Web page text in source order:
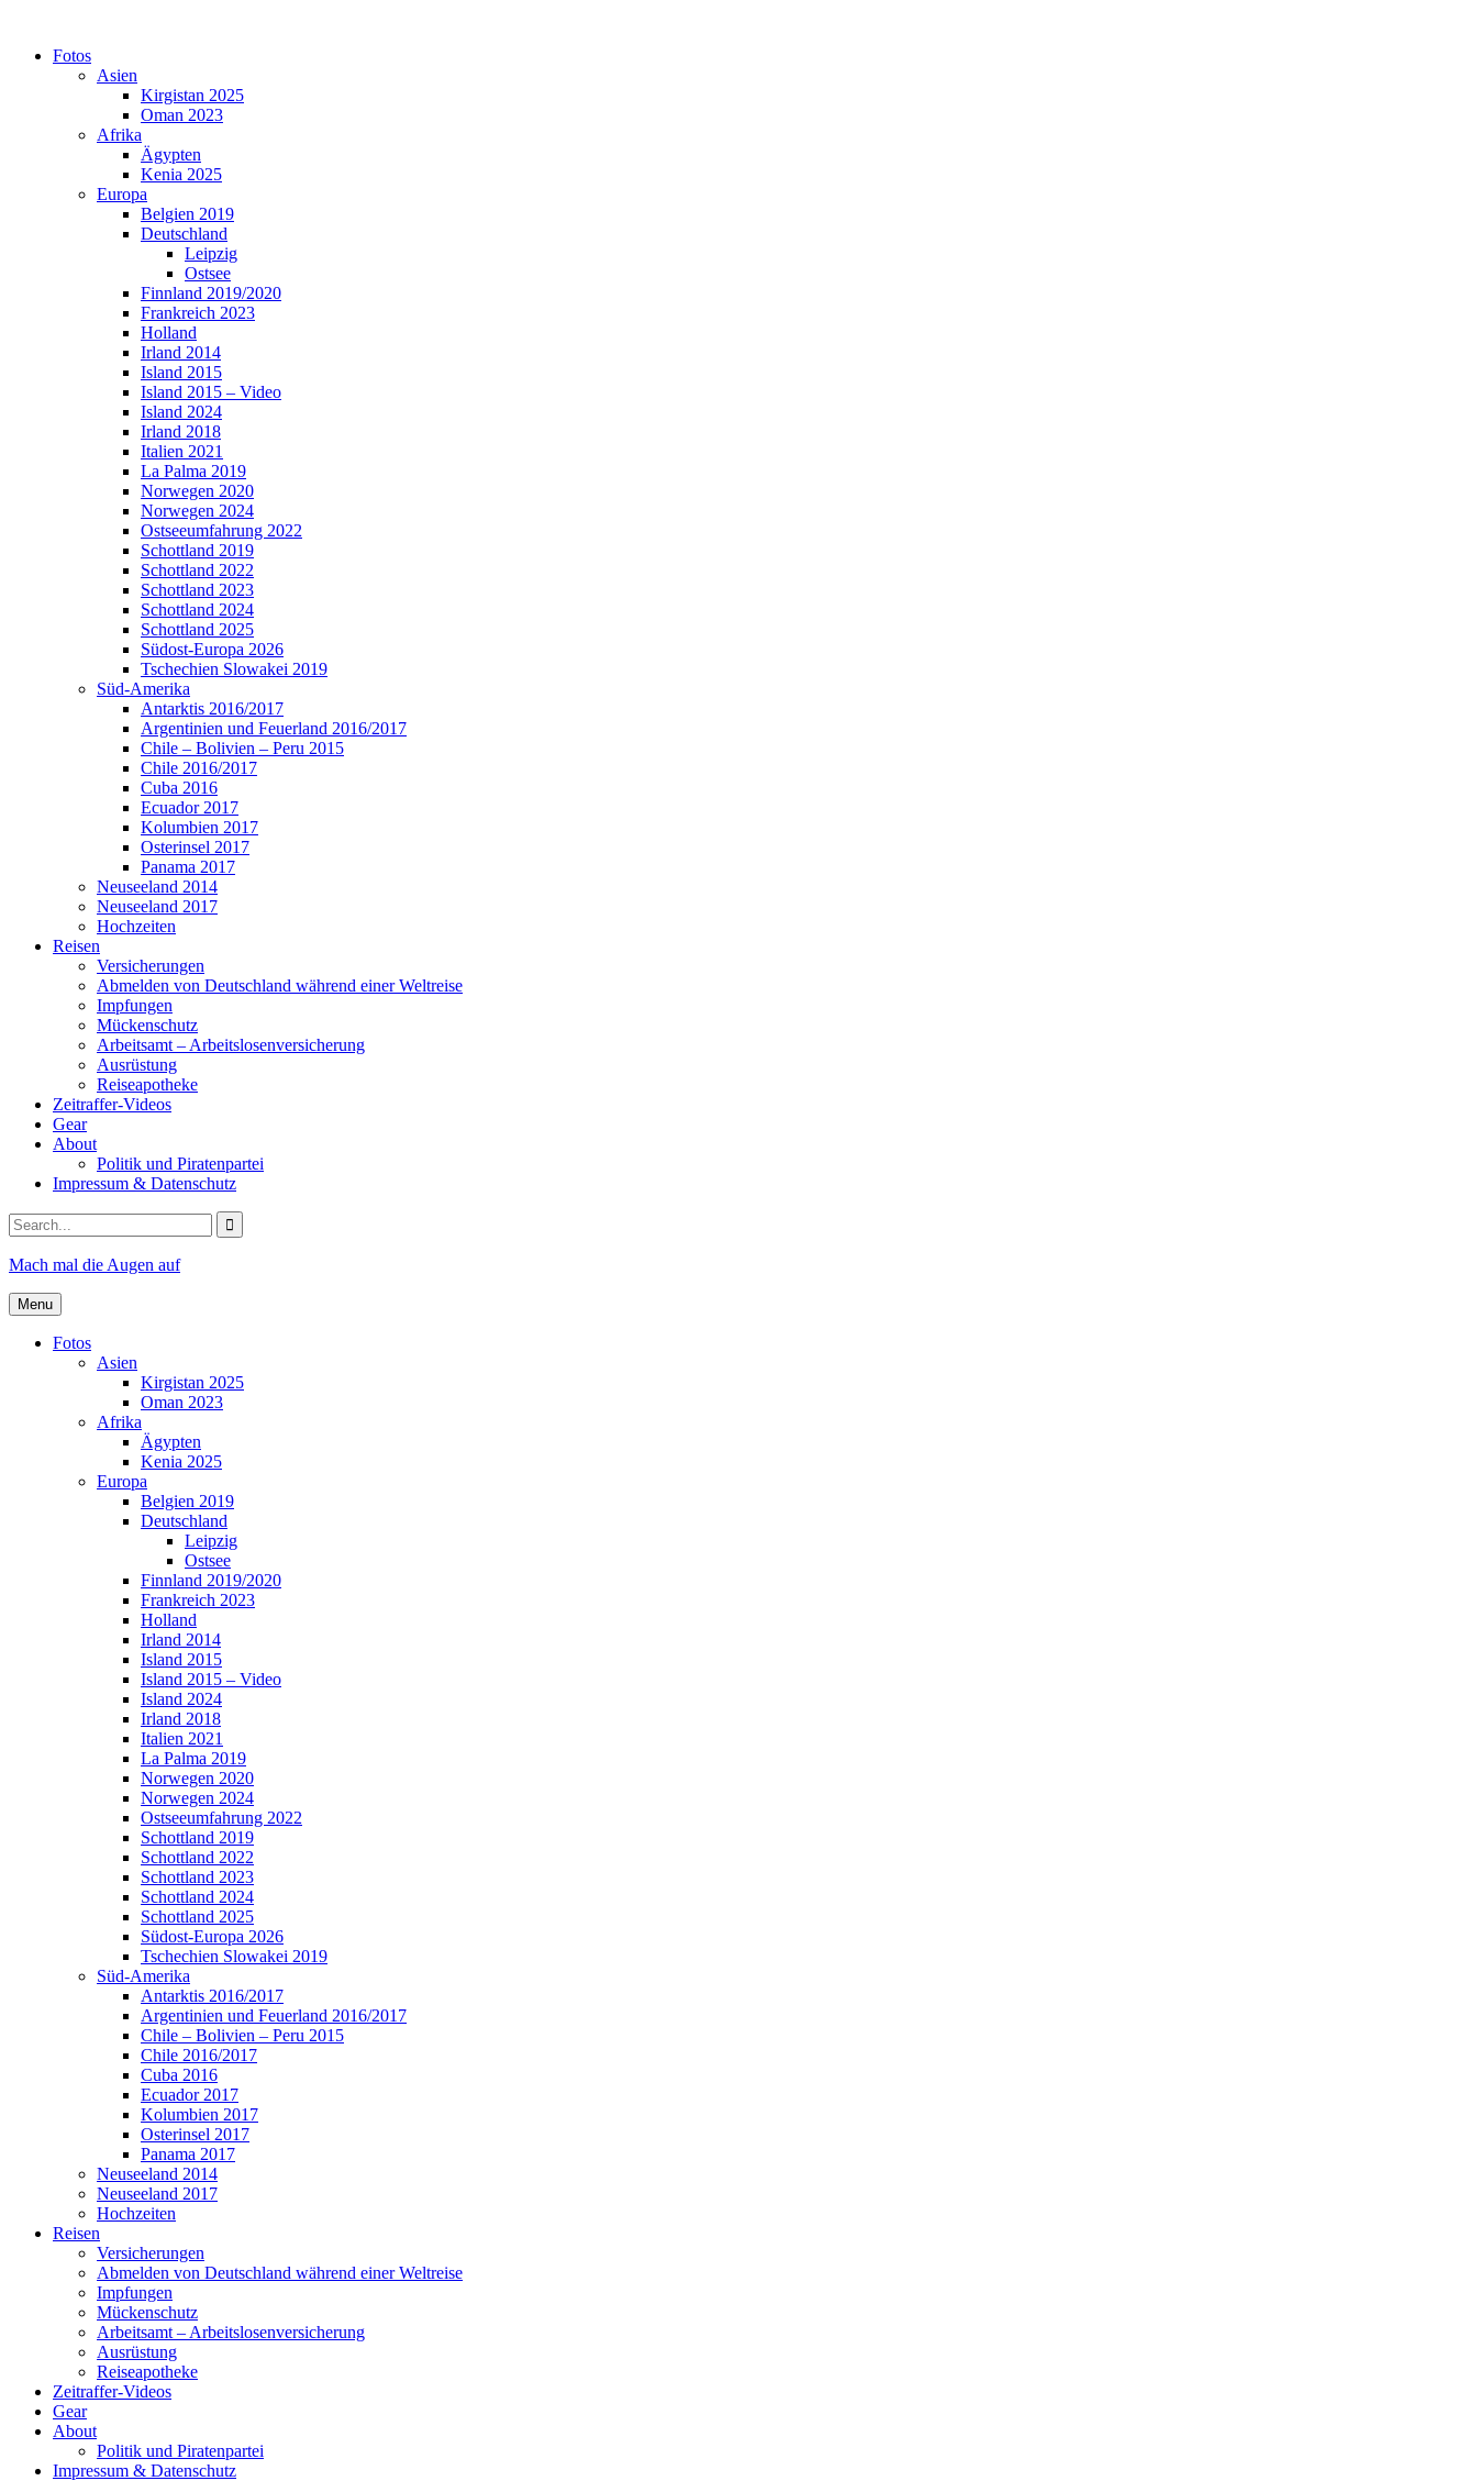
contentFotos
Asien
Kirgistan 2025
Oman 2023
Afrika
Ägypten
Kenia 2025
Europa
Belgien 2019
Deutschland
Leipzig
Ostsee
Finnland 2019/2020
Frankreich 2023
Holland
Irland 2014
Island 2015
Island 2015 – Video
Island 2024
Irland 2018
Italien 2021
La Palma 2019
Norwegen 2020
Norwegen 2024
Ostseeumfahrung 2022
Schottland 2019
Schottland 2022
Schottland 2023
Schottland 2024
Schottland 2025
Südost-Europa 2026
Tschechien Slowakei 2019
Süd-Amerika
Antarktis 2016/2017
Argentinien und Feuerland 2016/2017
Chile – Bolivien – Peru 2015
Chile 2016/2017
Cuba 2016
Ecuador 2017
Kolumbien 2017
Osterinsel 2017
Panama 2017
Neuseeland 2014
Neuseeland 2017
Hochzeiten
Reisen
Versicherungen
Abmelden von Deutschland während einer Weltreise
Impfungen
Mückenschutz
Arbeitsamt – Arbeitslosenversicherung
Ausrüstung
Reiseapotheke
Zeitraffer-Videos
Gear
About
Politik und Piratenpartei
Impressum & Datenschutz
Search
for:
Mach mal die Augen auf
Menu
Fotos
Asien
Kirgistan 2025
Oman 2023
Afrika
Ägypten
Kenia 2025
Europa
Belgien 2019
Deutschland
Leipzig
Ostsee
Finnland 2019/2020
Frankreich 2023
Holland
Irland 2014
Island 2015
Island 2015 – Video
Island 2024
Irland 2018
Italien 2021
La Palma 2019
Norwegen 2020
Norwegen 2024
Ostseeumfahrung 2022
Schottland 2019
Schottland 2022
Schottland 2023
Schottland 2024
Schottland 2025
Südost-Europa 2026
Tschechien Slowakei 2019
Süd-Amerika
Antarktis 2016/2017
Argentinien und Feuerland 2016/2017
Chile – Bolivien – Peru 2015
Chile 2016/2017
Cuba 2016
Ecuador 2017
Kolumbien 2017
Osterinsel 2017
Panama 2017
Neuseeland 2014
Neuseeland 2017
Hochzeiten
Reisen
Versicherungen
Abmelden von Deutschland während einer Weltreise
Impfungen
Mückenschutz
Arbeitsamt – Arbeitslosenversicherung
Ausrüstung
Reiseapotheke
Zeitraffer-Videos
Gear
About
Politik und Piratenpartei
Impressum & Datenschutz